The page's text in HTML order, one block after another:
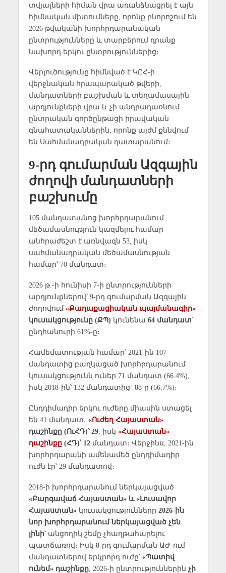
տվյալների հիման վրա առանձնացրել է այն
հիմնական միտումները, որոնք բնորոշում են
2026 թվականի խորհրդարանական
ընտրությունները և տարբերում դրանք
նախորդ երկու ընտրություններից։
Վերլուծությունը հիմնված է ԿԸՀ-ի
վերջնական հրապարակած թվերի,
մանդատների բաշխման և տեղամասային
արդյունքների վրա և չի անդրադառնում
ընտրական գործընթացի իրավական
գնահատականներին, որոնք այժմ քննվում
են Սահմանադրական դատարանում։
9-րդ գումարման Ազգային
ժողովի մանդատների
բաշխումը
105 մանդատանոց խորհրդարանում
մեծամասնություն կազմելու համար
անհրաժեշտ է առնվազն 53, իսկ
սահմանադրական մեծամասնության
համար՝ 70 մանդատ։
2026 թ.-ի հունիսի 7-ի ընտրությունների
արդյունքներով՝ 9-րդ գումարման Ազգային
ժողովում «Քաղաքացիական պայմանագիր»
կուսակցությունը (ՔՊ) կունենա 64 մանդատ`
ընդհանուրի 61%-ը։
Համեմատության համար՝ 2021-ին 107
մանդատից բաղկացած խորհրդարանում
կուսակցությունն ուներ 71 մանդատ (66.4%),
իսկ 2018-ին՝ 132 մանդատից` 88-ը (66.7%)։
Ընդդիմադիր երկու ուժերը միասին ստացել
են 41 մանդատ․ «Ուժեղ Հայաստան»
դաշինքը (ՈւՀԴ)՝ 29, իսկ «Հայաստան»
դաշինքը(ՀԴ)՝ 12 մանդատ։ Վերջինս, 2021-ին
խորհրդարանի ամենամեծ ընդդիմադիր
ուժն էր՝ 29 մանդատով։
2018-ի խորհրդարանում ներկայացված
«Բարգավաճ Հայաստան» և «Լուսավոր
Հայաստան»կուսակցությունները 2026-ին
նոր խորհրդարանում ներկայացված չեն
լինի՝ անցողիկ շեմը չհաղթահարելու
պատճառով։ Իսկ 8-րդ գումարման ԱԺ-ում
մանդատներով երկրորդ ուժը՝ «Պատիվ
ունեմ» դաշինքը, 2026-ի ընտրություններին չի